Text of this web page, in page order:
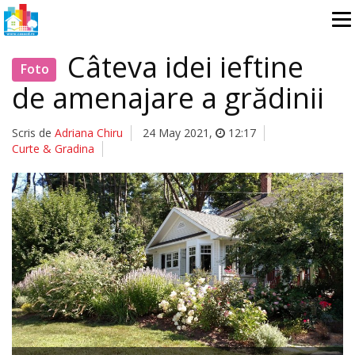
Foto Câteva idei ieftine
de amenajare a grădinii
Scris de Adriana Chiru 24 May 2021 ,
12:17
Curte & Gradina